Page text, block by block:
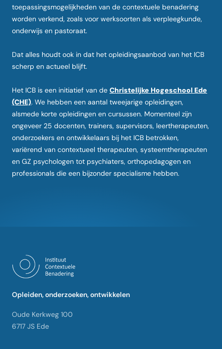
toepassingsmogelijkheden van de contextuele benadering
worden verkend, zoals voor werksoorten als verpleegkunde,
onderwijs en pastoraat.
Dat alles houdt ook in dat het opleidingsaanbod van het ICB
scherp en actueel blijft.
Het ICB is een initiatief van de Christelijke Hogeschool Ede
(CHE). We hebben een aantal tweejarige opleidingen,
alsmede korte opleidingen en cursussen. Momenteel zijn
ongeveer 25 docenten, trainers, supervisors, leertherapeuten,
onderzoekers en ontwikkelaars bij het ICB betrokken,
variërend van contextueel therapeuten, systeemtherapeuten
en GZ psychologen tot psychiaters, orthopedagogen en
professionals die een bijzonder specialisme hebben.
Opleiden, onderzoeken, ontwikkelen
Oude Kerkweg 100
6717 JS Ede